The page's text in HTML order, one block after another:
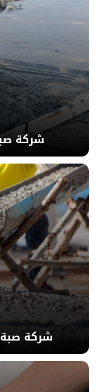
شركة صبة
شركة صبة